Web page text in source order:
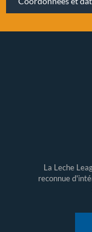
La Leche
reconnue